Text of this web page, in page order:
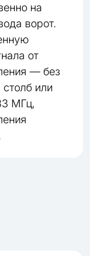
на
ворот.
от
— без
или
МГц,